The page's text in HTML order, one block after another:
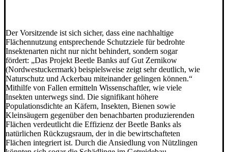
Der Vorsitzende ist sich sicher, dass eine nachhaltige
Flächennutzung entsprechende Schutzziele für bedrohte
Insektenarten nicht nur nicht behindert, sondern sogar
fördert: „Das Projekt Beetle Banks auf Gut Zernikow
(Nordwestuckermark) beispielsweise zeigt sehr deutlich, wie
Naturschutz und Ackerbau miteinander gelingen können.“
Mithilfe von Fallen ermitteln Wissenschaftler, wie viele
Insekten unterwegs sind. Die signifikant höhere
Populationsdichte an Käfern, Insekten, Bienen sowie
Kleinsäugern gegenüber den benachbarten produzierenden
Flächen verdeutlicht die Effizienz der Beetle Banks als
natürlichen Rückzugsraum, der in die bewirtschafteten
Flächen integriert ist. Durch die Ansiedlung von Nützlingen